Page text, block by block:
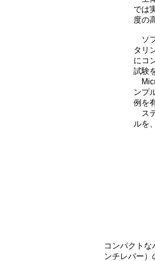
では
度の
ソ
タリ
にコ
試験
ンプ
例を
ス
ルを
コンパクト
ンチレバー）